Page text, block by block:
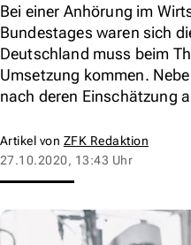
Bei einer Anhörung im
Bundestages waren sich
Deutschland muss beim
Umsetzung kommen.
nach deren Einschätzung
Artikel von ZFK Redaktion
27.10.2020, 13:43 Uhr